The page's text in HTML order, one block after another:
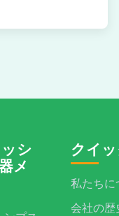
シ
メ
クイ
私たちに
会社の歴